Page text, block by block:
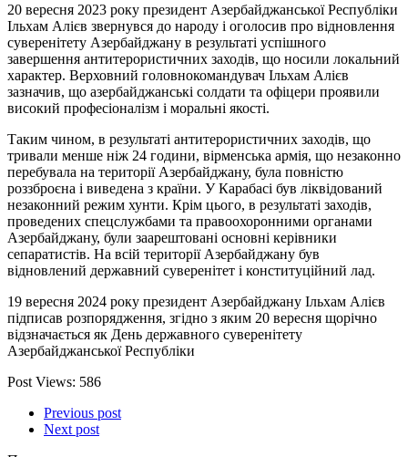
20 вересня 2023 року президент Азербайджанської Республіки
Ільхам Алієв звернувся до народу і оголосив про відновлення
суверенітету Азербайджану в результаті успішного
завершення антитерористичних заходів, що носили локальний
характер. Верховний головнокомандувач Ільхам Алієв
зазначив, що азербайджанські солдати та офіцери проявили
високий професіоналізм і моральні якості.
Таким чином, в результаті антитерористичних заходів, що
тривали менше ніж 24 години, вірменська армія, що незаконно
перебувала на території Азербайджану, була повністю
роззброєна і виведена з країни. У Карабасі був ліквідований
незаконний режим хунти. Крім цього, в результаті заходів,
проведених спецслужбами та правоохоронними органами
Азербайджану, були заарештовані основні керівники
сепаратистів. На всій території Азербайджану був
відновлений державний суверенітет і конституційний лад.
19 вересня 2024 року президент Азербайджану Ільхам Алієв
підписав розпорядження, згідно з яким 20 вересня щорічно
відзначається як День державного суверенітету
Азербайджанської Республіки
Post Views: 586
Previous post
Next post